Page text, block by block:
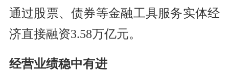
通过股票、债券等金融工具服务实体经
济直接融资3.58万亿元。
经营业绩稳中有进